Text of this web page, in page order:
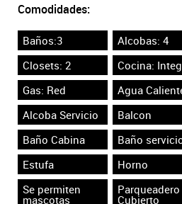
Comodidades:
Baños:3
Alcobas: 4
Closets: 2
Cocina:
Gas: Red
Agua
Alcoba Servicio
Balcon
Baño Cabina
Baño
Estufa
Horno
Se permiten
mascotas
Parqueadero
Cubierto